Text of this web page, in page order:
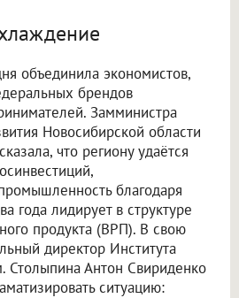
объединила экономистов,
брендов
Замминистра
Новосибирской области
что региону удаётся
благодаря
года лидирует в структуре
продукта (ВРП). В свою
директор Института
Столыпина Антон Свириденко
ситуацию: